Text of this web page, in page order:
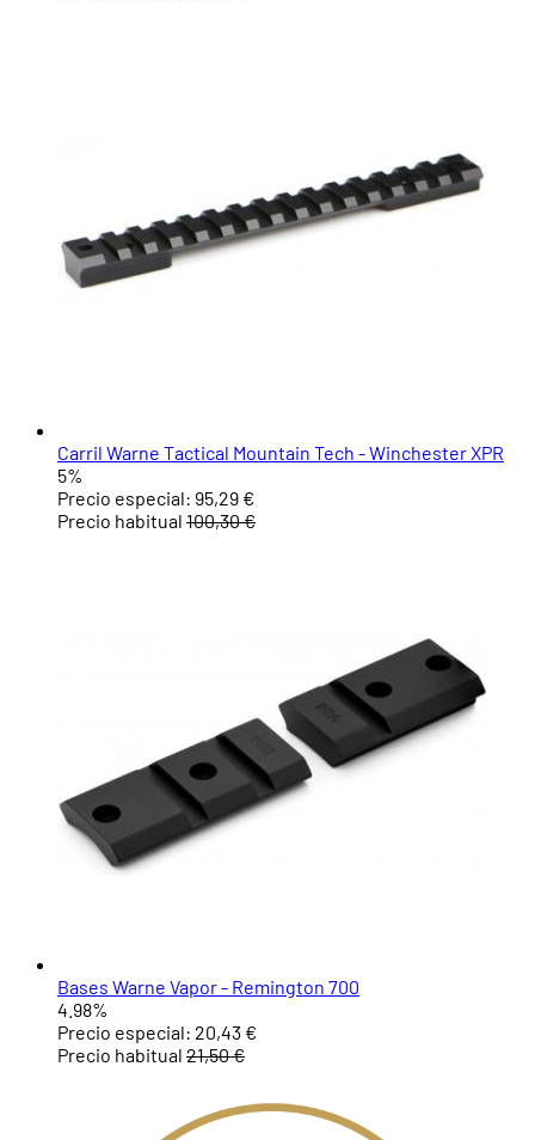
Carril Warne Tactical Mountain Tech - Winchester XPR
5%
Precio especial: 95,29 €
Precio habitual 100,30 €
Bases Warne Vapor - Remington 700
4.98%
Precio especial: 20,43 €
Precio habitual 21,50 €